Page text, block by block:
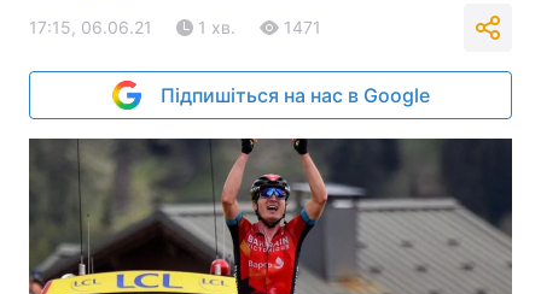
17:15, 06.06.21 1 хв. 1471
Підпишіться на нас в Google